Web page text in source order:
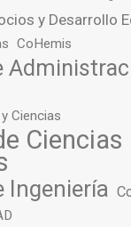
y Desarrollo
CoHemis
Ciencias
Ciencias
Ingeniería